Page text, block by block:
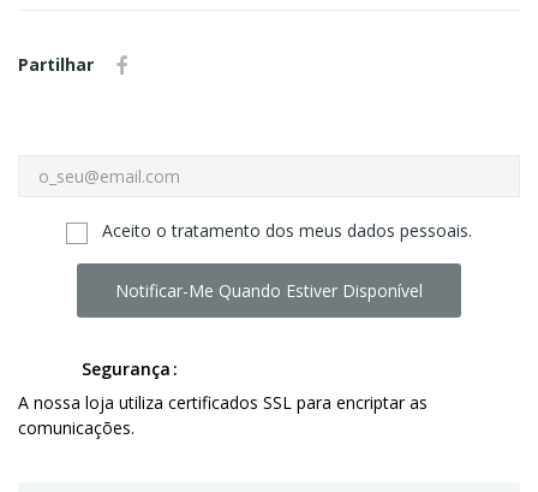
Partilhar
Aceito o tratamento dos meus dados pessoais.
Notificar-Me Quando Estiver Disponível
Segurança
A nossa loja utiliza certificados SSL para encriptar as
comunicações.